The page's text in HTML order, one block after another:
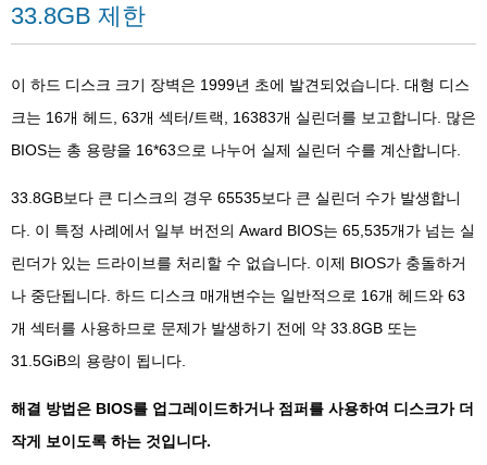
33.8GB 제한
이 하드 디스크 크기 장벽은 1999년 초에 발견되었습니다. 대형 디스
크는 16개 헤드, 63개 섹터/트랙, 16383개 실린더를 보고합니다. 많은
BIOS는 총 용량을 16*63으로 나누어 실제 실린더 수를 계산합니다.
33.8GB보다 큰 디스크의 경우 65535보다 큰 실린더 수가 발생합니
다. 이 특정 사례에서 일부 버전의 Award BIOS는 65,535개가 넘는 실
린더가 있는 드라이브를 처리할 수 없습니다. 이제 BIOS가 충돌하거
나 중단됩니다. 하드 디스크 매개변수는 일반적으로 16개 헤드와 63
개 섹터를 사용하므로 문제가 발생하기 전에 약 33.8GB 또는
31.5GiB의 용량이 됩니다.
해결 방법은 BIOS를 업그레이드하거나 점퍼를 사용하여 디스크가 더
작게 보이도록 하는 것입니다.